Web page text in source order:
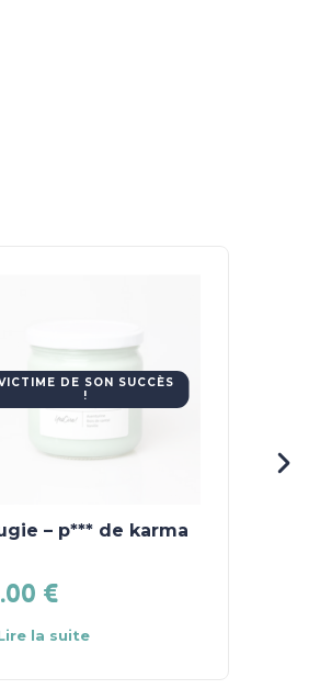
DE SON SUCCÈS
!
– p*** de karma
€
la suite